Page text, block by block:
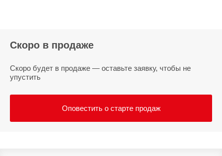
Скоро в продаже
Скоро будет в продаже — оставьте заявку, чтобы не
упустить
Оповестить о старте продаж